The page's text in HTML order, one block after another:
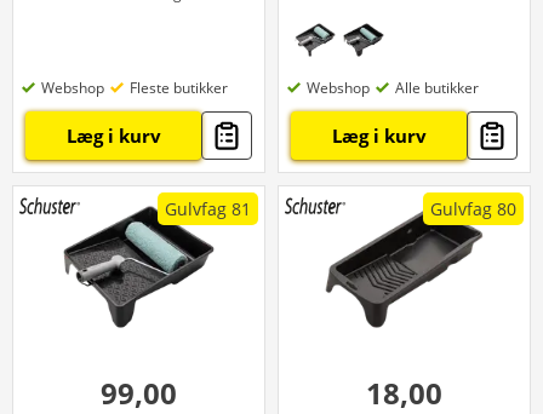
Webshop Fleste butikker
Læg i kurv
Webshop Alle butikker
Læg i kurv
Gulvfag 81
99,00
Gulvfag 80
18,00